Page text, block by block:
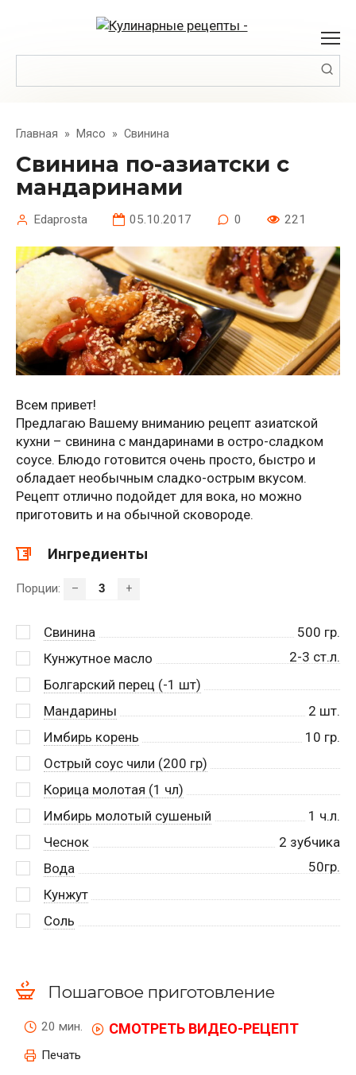
Главная » Мясо » Свинина
Свинина по-азиатски с
мандаринами
Edaprosta 05.10.2017 0 221
Всем привет!
Предлагаю Вашему вниманию рецепт азиатской
кухни – свинина с мандаринами в остро-сладком
соусе. Блюдо готовится очень просто, быстро и
обладает необычным сладко-острым вкусом.
Рецепт отлично подойдет для вока, но можно
приготовить и на обычной сковороде.
Ингредиенты
Порции: – +
Свинина 500 гр.
Кунжутное масло
2-3 ст.л.
Болгарский перец (-1 шт)
Мандарины
2 шт.
Имбирь корень
10 гр.
Острый соус чили (200 гр)
Корица молотая (1 чл)
Имбирь молотый сушеный
1 ч.л.
Чеснок
2 зубчика
Вода
50гр.
Кунжут
Соль
Пошаговое приготовление
20 мин. СМОТРЕТЬ ВИДЕО-РЕЦЕПТ
Печать